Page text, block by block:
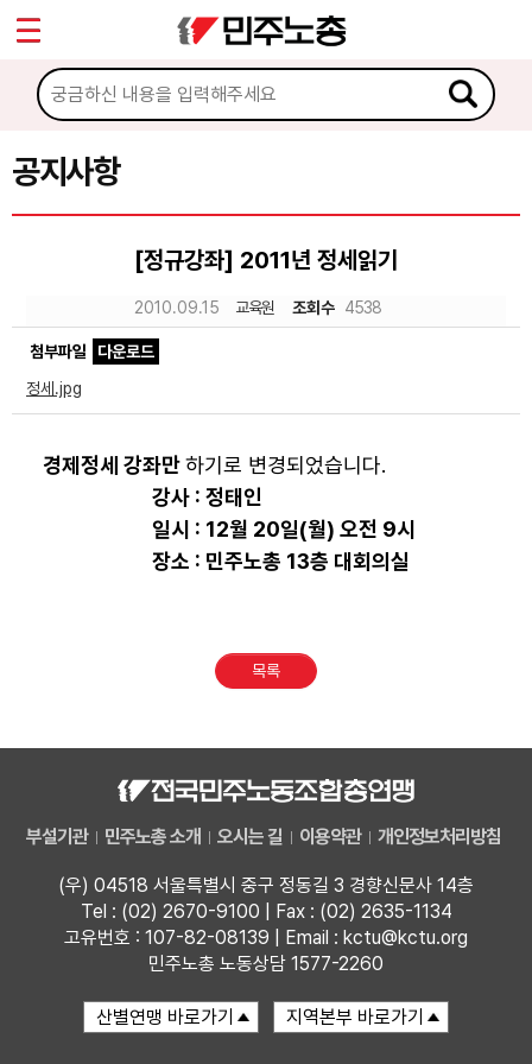
공지사항
[정규강좌] 2011년 정세읽기
2010.09.15 교육원 조회수 4538
첨부파일
다운로드
정세.jpg
경제정세 강좌만하기로 변경되었습니다.
강사 : 정태인
일시 : 12월 20일(월) 오전 9시
장소 : 민주노총 13층 대회의실
목록
부설기관 민주노총 소개 오시는 길 이용약관 개인정보처리방침
(우) 04518 서울특별시 중구 정동길 3 경향신문사 14층
Tel : (02) 2670-9100 | Fax : (02) 2635-1134
고유번호 : 107-82-08139 | Email : kctu@kctu.org
민주노총 노동상담 1577-2260
마이페이지
소개
소식
공지사항
노동상담
Sketchbook5, 스케치북5
Sketchbook5, 스케치북5